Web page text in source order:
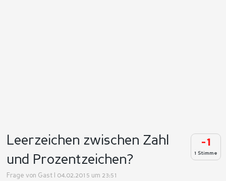
-1
1 Stimme
Leerzeichen zwischen Zahl
und Prozentzeichen?
Frage von Gast | 04.02.2015 um 23:51